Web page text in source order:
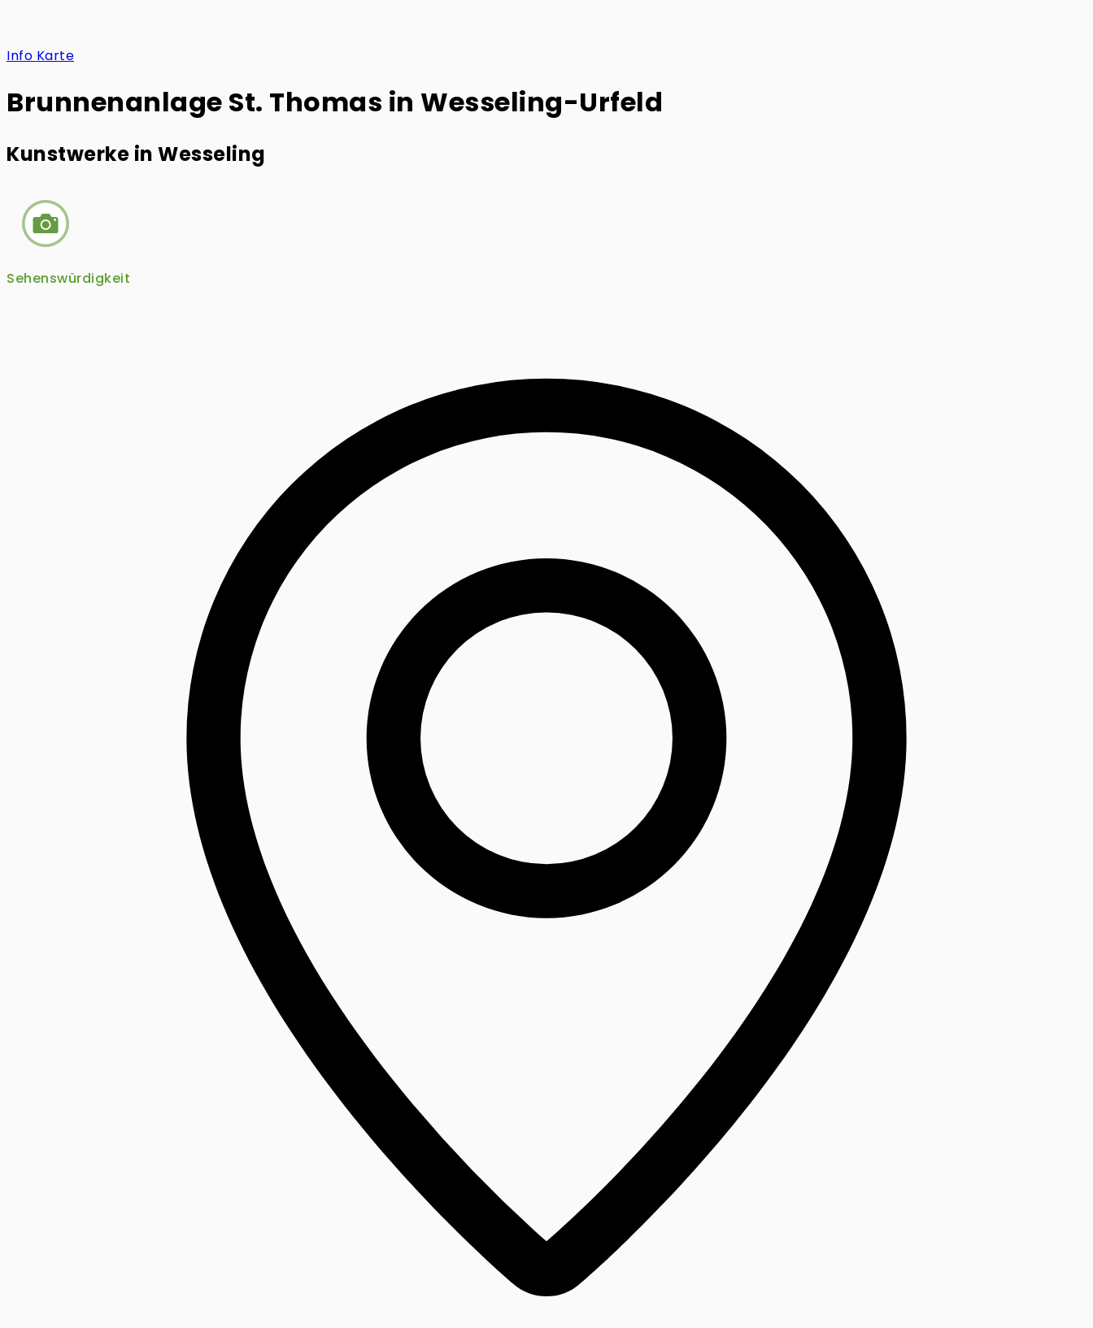
Info Karte
Brunnenanlage St. Thomas in Wesseling-Urfeld
Kunstwerke in Wesseling
Sehenswürdigkeit